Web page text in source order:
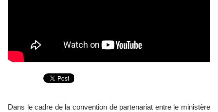
Dans le cadre de la convention de partenariat entre le ministère